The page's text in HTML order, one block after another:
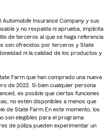
Insurance Company y sus
y no respalda ni aprueba, implícita
de terceros al que se haga referencia
son ofrecidos por terceros y State
ni la calidad de los productos y
Farm que han comprado una nueva
de 2022. Si bien cualquier persona
es posible que ciertas funciones
no estén disponibles a menos que
de State Farm.En este momento, los
son elegibles para el programa
de póliza pueden experimentar un